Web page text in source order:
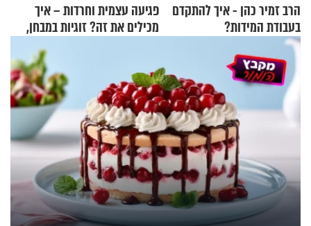
הרב זמיר כהן - איך להתקדם
בעבודת המידות?
פגיעה עצמית וחרדות – איך
מכילים את זה? זוגיות במבחן,
הפעם עם יהודית ואלתר כהן